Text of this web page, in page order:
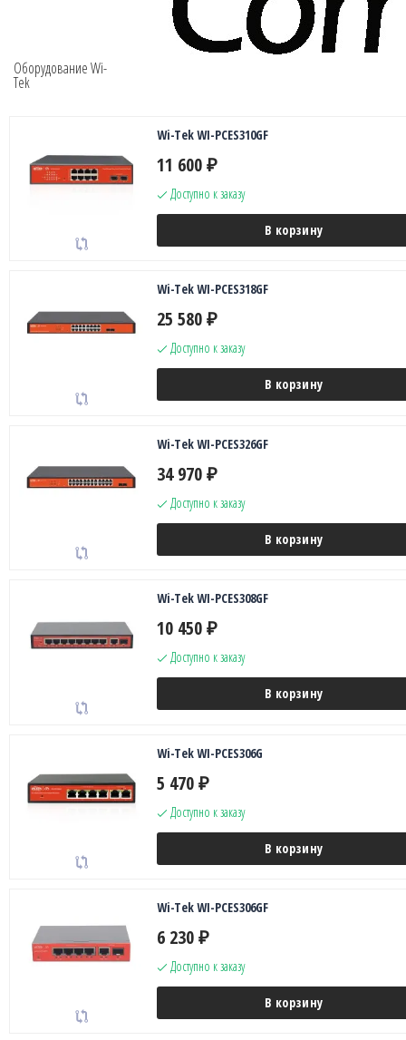
Оборудование Wi-
Tek
Wi-Tek WI-PCES310GF
11 600 ₽
Доступно к заказу
В корзину
Wi-Tek WI-PCES318GF
25 580 ₽
Доступно к заказу
В корзину
Wi-Tek WI-PCES326GF
34 970 ₽
Доступно к заказу
В корзину
Wi-Tek WI-PCES308GF
10 450 ₽
Доступно к заказу
В корзину
Wi-Tek WI-PCES306G
5 470 ₽
Доступно к заказу
В корзину
Wi-Tek WI-PCES306GF
6 230 ₽
Доступно к заказу
В корзину